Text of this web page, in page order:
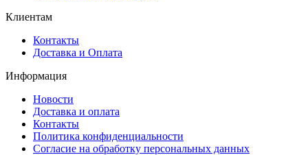
Клиентам
Контакты
Доставка и Оплата
Информация
Новости
Доставка и оплата
Контакты
Политика конфиденциальности
Согласие на обработку персональных данных